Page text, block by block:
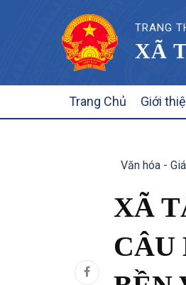
TRANG
XÃ
NAVIGATION
Trang Chủ Giới
Văn hóa -
XÃ
CÂU